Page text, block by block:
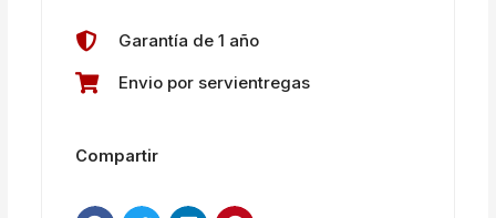
Garantía de 1 año
Envio por servientregas
Compartir